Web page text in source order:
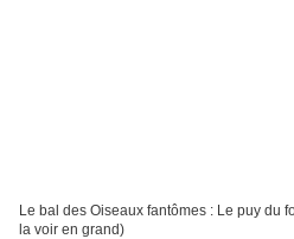
Le bal des Oiseaux fantômes : Le puy du
la voir en grand)